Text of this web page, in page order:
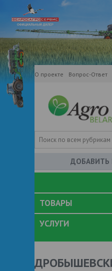
О проекте Вопрос-Ответ
ТОВАРЫ
УСЛУГИ